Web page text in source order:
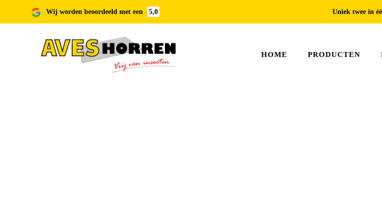
Wij worden beoordeeld met een 5,0 Uniek twee in
HOME PRODUCTEN